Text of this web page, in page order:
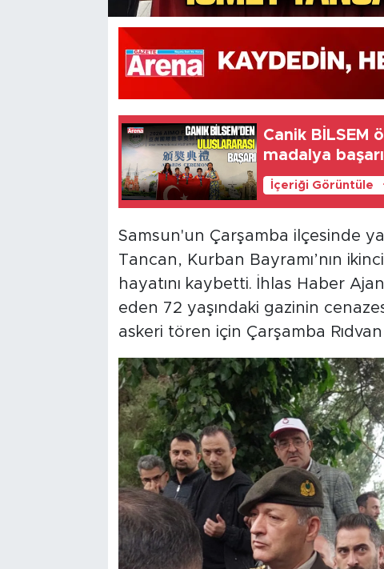
Canik BİLSEM
madalya
İçeriği Görüntüle
Samsun'un Çarşamba ilçesinde
Tancan, Kurban Bayramı’nın
hayatını kaybetti. İhlas Haber
eden 72 yaşındaki gazinin
askeri tören için Çarşamba